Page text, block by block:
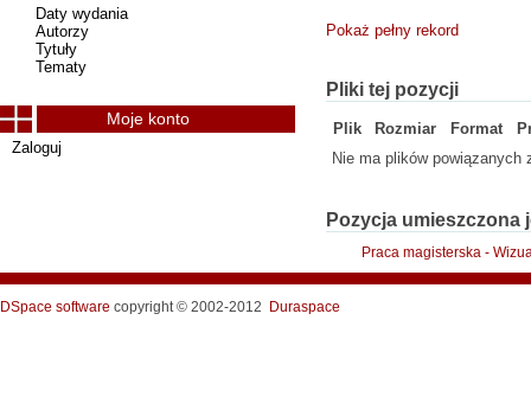
Pokaż pełny rekord
Pliki tej pozycji
Plik Rozmiar Format
Nie ma plików powiązanych
Pozycja
Praca magisterska -
Daty wydania
Autorzy
Tytuły
Tematy
Moje konto
Zaloguj
DSpace software copyright © 2002-2012 Duraspace